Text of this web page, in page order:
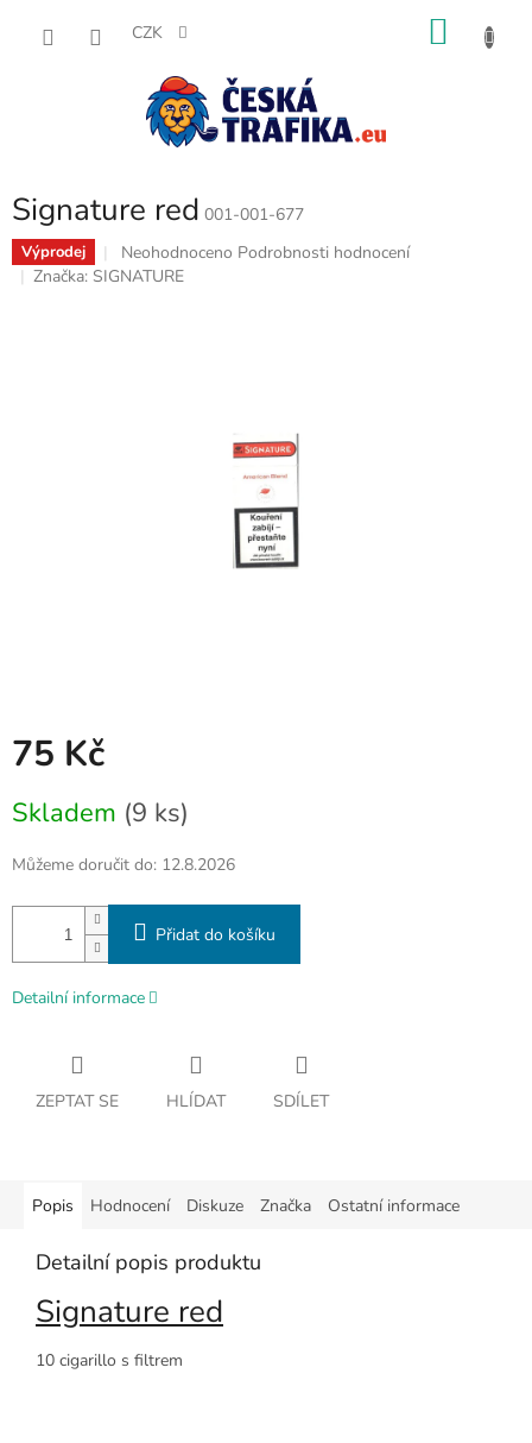
CZK
Signature red 001-001-677
Výprodej
Průměrné
hodnocení
Neohodnoceno Podrobnosti hodnocení
Značka: SIGNATURE
75 Kč
cena:
Skladem (9 ks)
Můžeme doručit do: 12.8.2026
Přidat do košíku
Detailní informace
ZEPTAT SE HLÍDAT SDÍLET
Popis Hodnocení Diskuze Značka Ostatní informace
Detailní popis produktu
Signature red
10 cigarillo s filtrem